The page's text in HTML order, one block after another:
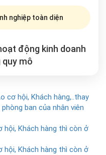
nghiệp toàn diện
động kinh doanh
quy mô
cơ hội, Khách hàng,..thay
ban của nhân viên
hội, Khách hàng thì còn ở
hội, Khách hàng thì còn ở